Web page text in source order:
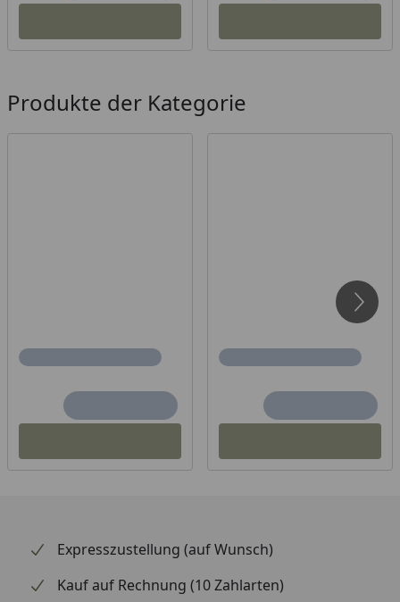
Produkte der Kategorie
Expresszustellung (auf Wunsch)
Kauf auf Rechnung (10 Zahlarten)